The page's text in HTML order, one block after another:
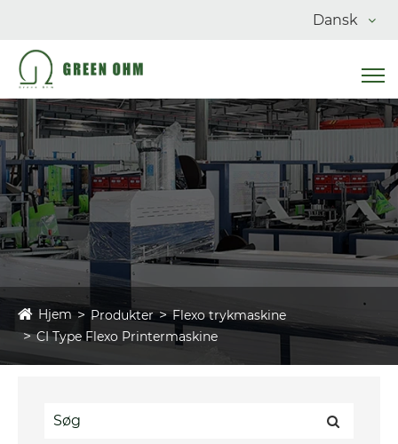
Dansk
Hjem Produkter
Flexo trykmaskine
CI Type Flexo Printermaskine